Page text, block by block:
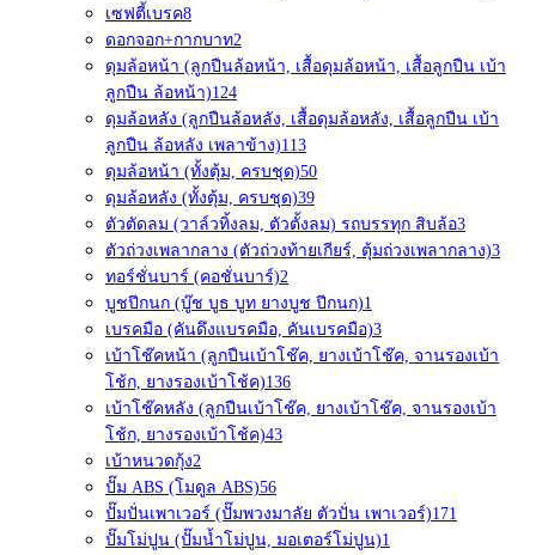
เซฟตี้เบรค8
ดอกจอก+กากบาท2
ดุมล้อหน้า (ลูกปืนล้อหน้า, เสื้อดุมล้อหน้า, เสื้อลูกปืน เบ้า
ลูกปืน ล้อหน้า)124
ดุมล้อหลัง (ลูกปืนล้อหลัง, เสื้อดุมล้อหลัง, เสื้อลูกปืน เบ้า
ลูกปืน ล้อหลัง เพลาข้าง)113
ดุมล้อหน้า (ทั้งตุ้ม, ครบชุด)50
ดุมล้อหลัง (ทั้งตุ้ม, ครบชุด)39
ตัวตัดลม (วาล์วทิ้งลม, ตัวตั้งลม) รถบรรทุก สิบล้อ3
ตัวถ่วงเพลากลาง (ตัวถ่วงท้ายเกียร์, ตุ้มถ่วงเพลากลาง)3
ทอร์ชั่นบาร์ (คอชั่นบาร์)2
บูชปีกนก (บู๊ช บูธ บูท ยางบูช ปีกนก)1
เบรคมือ (คันดึงแบรคมือ, คันเบรคมือ)3
เบ้าโช๊คหน้า (ลูกปืนเบ้าโช๊ค, ยางเบ้าโช๊ค, จานรองเบ้า
โช้ก, ยางรองเบ้าโช้ค)136
เบ้าโช๊คหลัง (ลูกปืนเบ้าโช๊ค, ยางเบ้าโช๊ค, จานรองเบ้า
โช้ก, ยางรองเบ้าโช้ค)43
เบ้าหนวดกุ้ง2
ปั๊ม ABS (โมดูล ABS)56
ปั๊มปั่นเพาเวอร์ (ปั๊มพวงมาลัย ตัวปั่น เพาเวอร์)171
ปั๊มโม่ปูน (ปั๊มน้ำโม่ปูน, มอเตอร์โม่ปูน)1